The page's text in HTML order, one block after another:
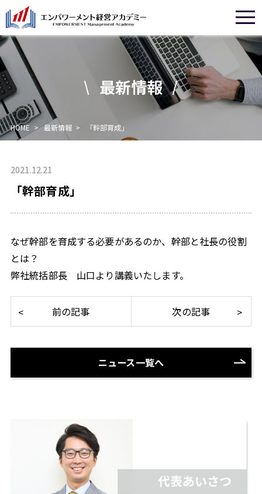
最新情報
HOME > 最新情報 > 「幹部育成」
2021.12.21
「幹部育成」
なぜ幹部を育成する必要があるのか、幹部と社長の役割
とは？
弊社統括部長 山口より講義いたします。
ニュース一覧へ